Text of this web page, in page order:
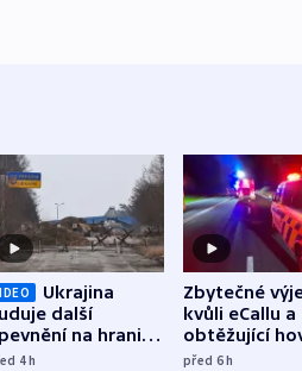
Ukrajina
další
na hranici
4h
Zbytečné
kvůli eCallu a
obtěžující
zdržují
před 6h